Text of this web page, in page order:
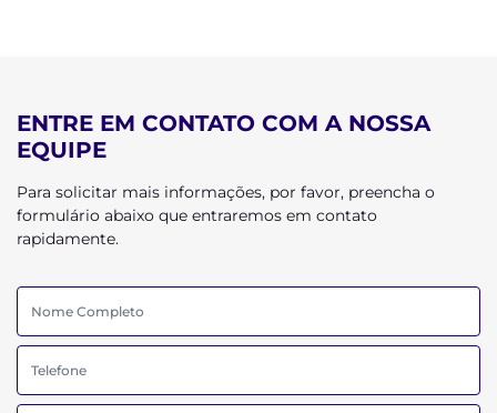
ENTRE EM CONTATO COM A NOSSA
EQUIPE
Para solicitar mais informações, por favor, preencha o
formulário abaixo que entraremos em contato
rapidamente.